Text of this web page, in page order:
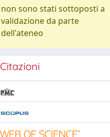
non sono stati sottoposti a
validazione da parte
dell'ateneo
Citazioni